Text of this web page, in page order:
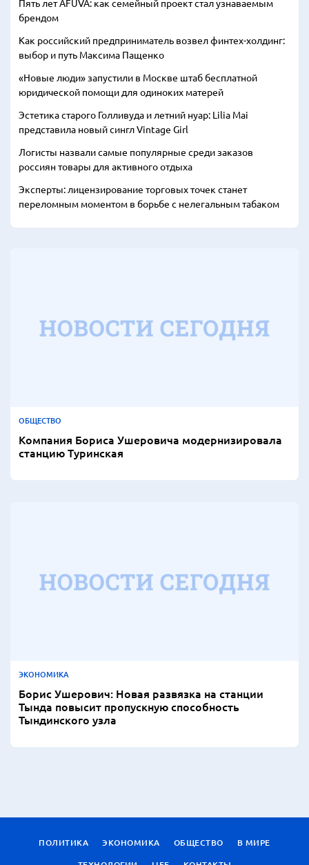
Пять лет AFUVA: как семейный проект стал узнаваемым
брендом
Как российский предприниматель возвел финтех-холдинг:
выбор и путь Максима Пащенко
«Новые люди» запустили в Москве штаб бесплатной
юридической помощи для одиноких матерей
Эстетика старого Голливуда и летний нуар: Lilia Mai
представила новый сингл Vintage Girl
Логисты назвали самые популярные среди заказов
россиян товары для активного отдыха
Эксперты: лицензирование торговых точек станет
переломным моментом в борьбе с нелегальным табаком
ОБЩЕСТВО
Компания Бориса Ушеровича модернизировала
станцию Туринская
ЭКОНОМИКА
Борис Ушерович: Новая развязка на станции
Тында повысит пропускную способность
Тындинского узла
ПОЛИТИКА ЭКОНОМИКА ОБЩЕСТВО
В МИРЕ